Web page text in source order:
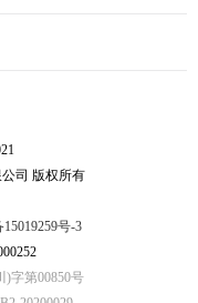
司 版权所有
号-3
)字第00850号